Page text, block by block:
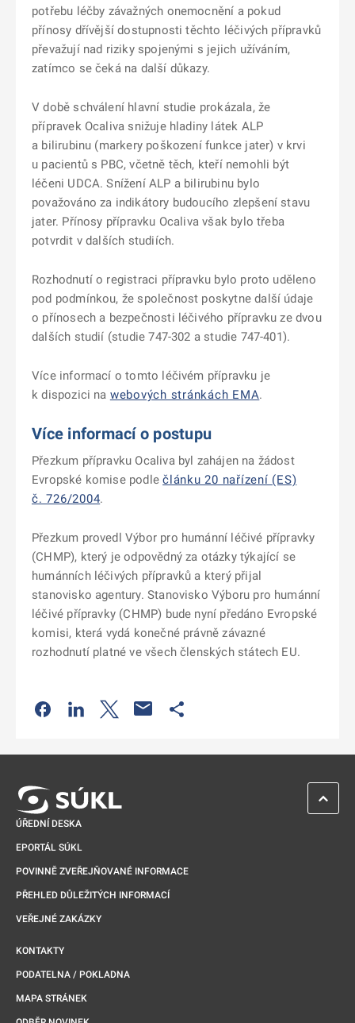
potřebu léčby závažných onemocnění a pokud
přínosy dřívější dostupnosti těchto léčivých přípravků
převažují nad riziky spojenými s jejich užíváním,
zatímco se čeká na další důkazy.
V době schválení hlavní studie prokázala, že
přípravek Ocaliva snižuje hladiny látek ALP
a bilirubinu (markery poškození funkce jater) v krvi
u pacientů s PBC, včetně těch, kteří nemohli být
léčeni UDCA. Snížení ALP a bilirubinu bylo
považováno za indikátory budoucího zlepšení stavu
jater. Přínosy přípravku Ocaliva však bylo třeba
potvrdit v dalších studiích.
Rozhodnutí o registraci přípravku bylo proto uděleno
pod podmínkou, že společnost poskytne další údaje
o přínosech a bezpečnosti léčivého přípravku ze dvou
dalších studií (studie 747-302 a studie 747-401).
Více informací o tomto léčivém přípravku je
k dispozici na webových stránkách EMA.
Více informací o postupu
Přezkum přípravku Ocaliva byl zahájen na žádost
Evropské komise podlečlánku 20 nařízení (ES)
č. 726/2004.
Přezkum provedl Výbor pro humánní léčivé přípravky
(CHMP), který je odpovědný za otázky týkající se
humánních léčivých přípravků a který přijal
stanovisko agentury. Stanovisko Výboru pro humánní
léčivé přípravky (CHMP) bude nyní předáno Evropské
komisi, která vydá konečné právně závazné
rozhodnutí platné ve všech členských státech EU.
Odkaz se otevře na nové kartě
Odkaz se otevře na nové kartě
Odkaz se otevře na nové kartě
ÚŘEDNÍ DESKA
EPORTÁL SÚKL
POVINNĚ ZVEŘEJŇOVANÉ INFORMACE
PŘEHLED DŮLEŽITÝCH INFORMACÍ
VEŘEJNÉ ZAKÁZKY
KONTAKTY
PODATELNA / POKLADNA
MAPA STRÁNEK
ZPĚT